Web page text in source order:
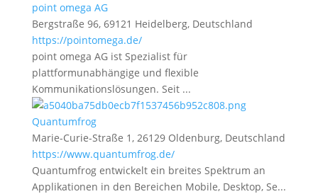
point omega AG
Bergstraße 96, 69121 Heidelberg, Deutschland
https://pointomega.de/
point omega AG ist Spezialist für
plattformunabhängige und flexible
Kommunikationslösungen. Seit ...
Quantumfrog
Marie-Curie-Straße 1, 26129 Oldenburg, Deutschland
https://www.quantumfrog.de/
Quantumfrog entwickelt ein breites Spektrum an
Applikationen in den Bereichen Mobile, Desktop, Se...